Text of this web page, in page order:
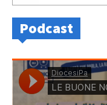
Podcast